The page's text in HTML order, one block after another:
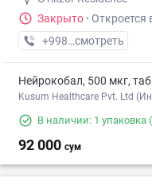
Закрыто · Откроется
+998 (77) XXX-XX-XX
смотреть
Нейрокобал, 500 мкг,
Kusum Healthcare Pvt. Ltd
В наличии: 1 упаковка
92 000 сум